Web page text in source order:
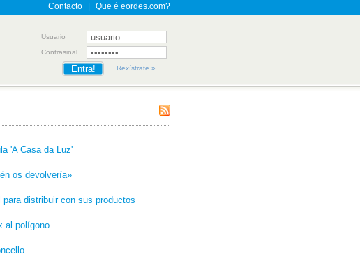
Contacto Que é eordes.com?
Usuario
Contrasinal
Rexístrate »
'A Casa da Luz'
os devolvería»
distribuir con sus productos
al polígono